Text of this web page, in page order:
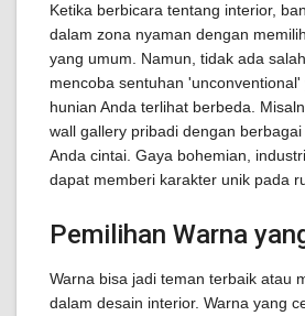
Ketika berbicara tentang interior,
dalam zona nyaman dengan
yang umum. Namun, tidak ada
mencoba sentuhan
hunian Anda terlihat berbeda.
wall gallery pribadi dengan
Anda cintai. Gaya bohemian,
dapat memberi karakter unik pada
Pemilihan Warna
Warna bisa jadi teman terbaik atau
dalam desain interior. Warna yang